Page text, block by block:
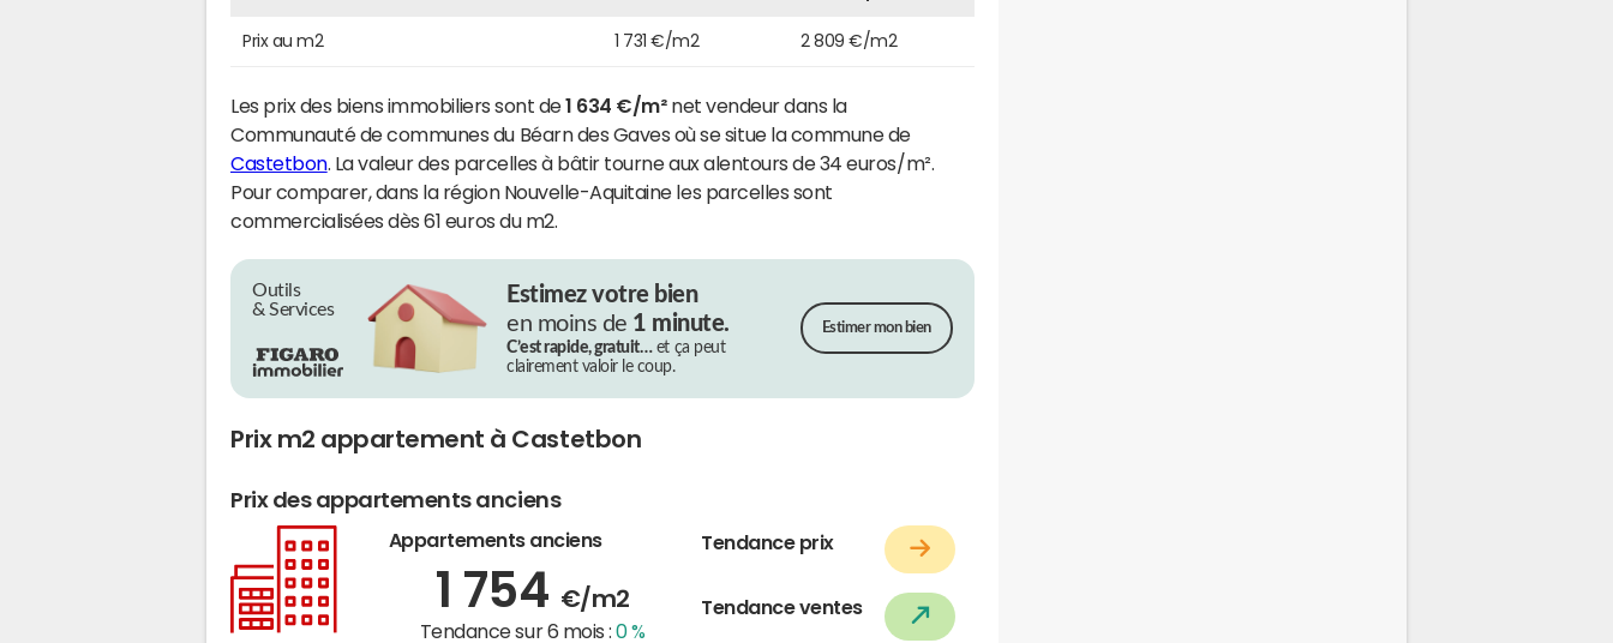
Prix au m2 1 731 €/m2 2 809 €/m2
Les prix des biens immobiliers sont de1 634 €/m²net vendeur dans la
Communauté de communes du Béarn des Gaves où se situe la commune de
Castetbon. La valeur des parcelles à bâtir tourne aux alentours de 34 euros/m².
Pour comparer, dans la région Nouvelle-Aquitaine les parcelles sont
commercialisées dès 61 euros du m2.
Outils
& Services
Estimez votre bien
en moins de 1 minute.
C’est rapide, gratuit…et ça peut
clairement valoir le coup.
Estimer mon bien
Prix m2 appartement à Castetbon
Prix des appartements anciens
Appartements anciens
1 754 €/m2
Tendance sur 6 mois :0 %
Tendance prix
Tendance ventes